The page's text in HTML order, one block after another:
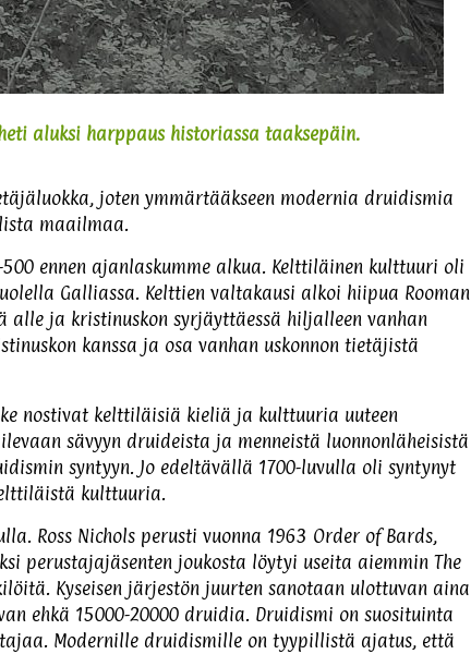
aluksi harppaus historiassa taaksepäin.
joten ymmärtääkseen modernia druidismia
maailmaa.
ennen ajanlaskumme alkua. Kelttiläinen kulttuuri oli
Galliassa. Kelttien valtakausi alkoi hiipua Rooman
alle ja kristinuskon syrjäyttäessä hiljalleen vanhan
kanssa ja osa vanhan uskonnon tietäjistä
nostivat kelttiläisiä kieliä ja kulttuuria uuteen
sävyyn druideista ja menneistä luonnonläheisistä
syntyyn. Jo edeltävällä 1700-luvulla oli syntynyt
kulttuuria.
Ross Nichols perusti vuonna 1963 Order of Bards,
perustajajäsenten joukosta löytyi useita aiemmin The
Kyseisen järjestön juurten sanotaan ulottuvan aina
ehkä 15000-20000 druidia. Druidismi on suosituinta
Modernille druidismille on tyypillistä ajatus, että